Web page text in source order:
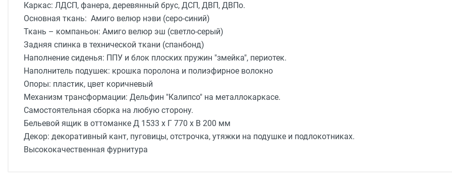
Каркас: ЛДСП, фанера, деревянный брус, ДСП, ДВП, ДВПо.
Основная ткань: Амиго велюр нэви (серо-синий)
Ткань – компаньон: Амиго велюр эш (светло-серый)
Задняя спинка в технической ткани (спанбонд)
Наполнение сиденья: ППУ и блок плоских пружин "змейка", периотек.
Наполнитель подушек: крошка поролона и полиэфирное волокно
Опоры: пластик, цвет коричневый
Механизм трансформации: Дельфин "Калипсо" на металлокаркасе.
Самостоятельная сборка на любую сторону.
Бельевой ящик в оттоманке Д 1533 х Г 770 х В 200 мм
Декор: декоративный кант, пуговицы, отстрочка, утяжки на подушке и подлокотниках.
Высококачественная фурнитура